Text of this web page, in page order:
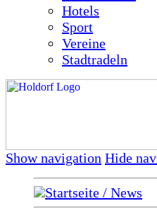
Hotels
Sport
Vereine
Stadtradeln
Show navigation Hide
Startseite / News